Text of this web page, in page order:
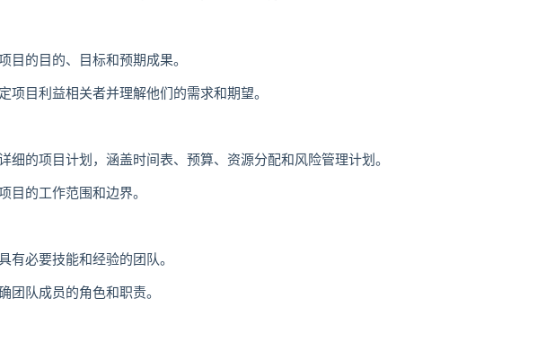
目的目的、目标和预期成果。
项目利益相关者并理解他们的需求和期望。
细的项目计划，涵盖时间表、预算、资源分配和风险管理计划。
目的工作范围和边界。
有必要技能和经验的团队。
团队成员的角色和职责。